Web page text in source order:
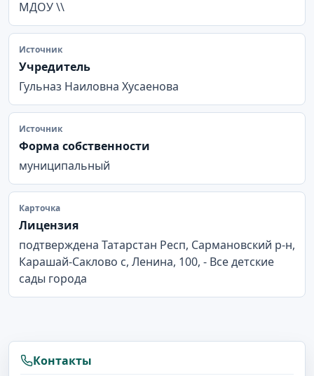
МДОУ \\
Источник
Учредитель
Гульназ Наиловна Хусаенова
Источник
Форма собственности
муниципальный
Карточка
Лицензия
подтверждена Татарстан Респ, Сармановский р-н,
Карашай-Саклово с, Ленина, 100, - Все детские
сады города
Контакты